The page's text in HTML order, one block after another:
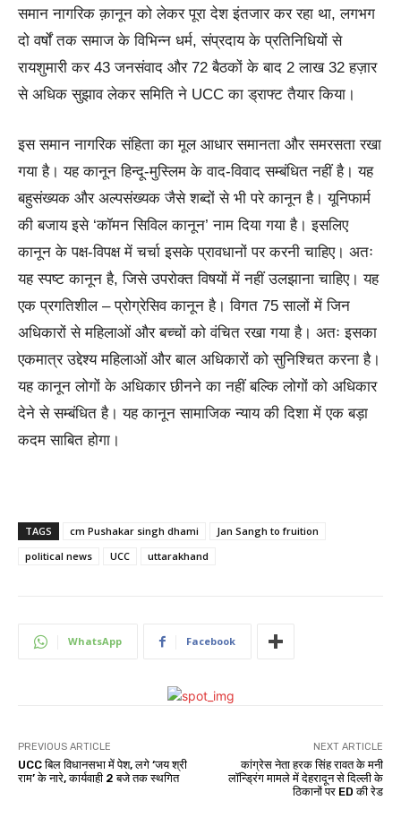
समान नागरिक क़ानून को लेकर पूरा देश इंतजार कर रहा था, लगभग
दो वर्षों तक समाज के विभिन्न धर्म, संप्रदाय के प्रतिनिधियों से
रायशुमारी कर 43 जनसंवाद और 72 बैठकों के बाद 2 लाख 32 हज़ार
से अधिक सुझाव लेकर समिति ने UCC का ड्राफ्ट तैयार किया।
इस समान नागरिक संहिता का मूल आधार समानता और समरसता रखा
गया है। यह कानून हिन्दू-मुस्लिम के वाद-विवाद सम्बंधित नहीं है। यह
बहुसंख्यक और अल्पसंख्यक जैसे शब्दों से भी परे कानून है। यूनिफार्म
की बजाय इसे ‘कॉमन सिविल कानून’ नाम दिया गया है। इसलिए
कानून के पक्ष-विपक्ष में चर्चा इसके प्रावधानों पर करनी चाहिए। अतः
यह स्पष्ट कानून है, जिसे उपरोक्त विषयों में नहीं उलझाना चाहिए। यह
एक प्रगतिशील – प्रोग्रेसिव कानून है। विगत 75 सालों में जिन
अधिकारों से महिलाओं और बच्चों को वंचित रखा गया है। अतः इसका
एकमात्र उद्देश्य महिलाओं और बाल अधिकारों को सुनिश्चित करना है।
यह कानून लोगों के अधिकार छीनने का नहीं बल्कि लोगों को अधिकार
देने से सम्बंधित है। यह कानून सामाजिक न्याय की दिशा में एक बड़ा
कदम साबित होगा।
TAGS cm Pushakar singh dhami
Jan Sangh to fruition
political news
UCC uttarakhand
WhatsApp Facebook
PREVIOUS ARTICLE
UCC बिल विधानसभा में पेश, लगे ‘जय श्री
राम’ के नारे, कार्यवाही 2 बजे तक स्थगित
NEXT ARTICLE
कांग्रेस नेता हरक सिंह रावत के मनी
लॉन्ड्रिंग मामले में देहरादून से दिल्ली के
ठिकानों पर ED की रेड